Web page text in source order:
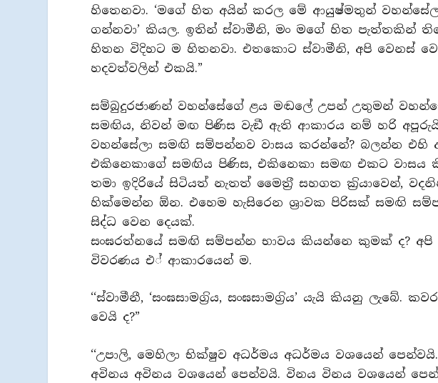
හිතෙනවා. ‘මගේ හිත අයින් කරල මේ ආයුෂ්මතුන්
ගන්නවා’ කියල. ඉතින් ස්වාමීනි, මං මගේ හිත පැත්තකින්
හිතන විදිහට ම හිතනවා. එතකොට ස්වාමීනි, අපි වෙනස්
හදවත්වලින් එකයි.”
සම්බුදුරජාණන් වහන්සේගේ ළය මඬලේ උපන් උතුමන්
සමඟිය, නිවන් මඟ පිණිස වැඞී ඇති ආකාරය නම් හරි
වහන්සේලා සමඟි සම්පන්නව වාසය කරන්නේ? බලන්න එහි
එකිනෙකාගේ සමඟිය පිණිස, එකිනෙකා සමඟ එකට
තමා ඉදිරියේ සිටියත් නැතත් මෛත‍්‍රී සහගත ක‍්‍රියාවෙන්,
හික්මෙන්න ඕන. එහෙම හැසිරෙන ශ‍්‍රාවක පිරිසක් සමඟි
සිද්ධ වෙන දෙයක්.
සංඝරත්නයේ සමඟි සම්පන්න භාවය කියන්නෙ කුමක් ද?
විවරණය එ් ආකාරයෙන් ම.
‘‘ස්වාමීනී, ‘සංඝසාමග‍්‍රිය, සංඝසාමග‍්‍රිය’ යැයි කියනු
වෙයි ද?”
‘‘උපාලි, මෙහිලා භික්ෂුව අධර්මය අධර්මය වශයෙන්
අවිනය අවිනය වශයෙන් පෙන්වයි. විනය විනය වශයෙන්